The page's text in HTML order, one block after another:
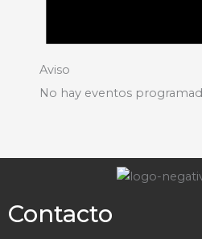
Aviso
No hay eventos
Contacto